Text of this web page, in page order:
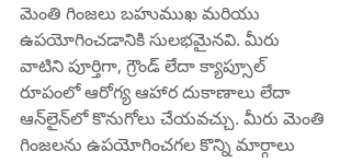
మెంతి గింజలు బహుముఖ మరియు
ఉపయోగించడానికి సులభమైనవి. మీరు
వాటిని పూర్తిగా, గ్రౌండ్ లేదా క్యాప్సూల్
రూపంలో ఆరోగ్య ఆహార దుకాణాలు లేదా
ఆన్‌లైన్‌లో కొనుగోలు చేయవచ్చు. మీరు మెంతి
గింజలను ఉపయోగించగల కొన్ని మార్గాలు